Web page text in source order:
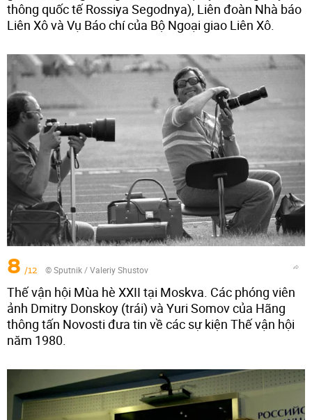
thông quốc tế Rossiya Segodnya), Liên đoàn Nhà báo
Liên Xô và Vụ Báo chí của Bộ Ngoại giao Liên Xô.
8 /12 © Sputnik / Valeriy Shustov
Thế vận hội Mùa hè XXII tại Moskva. Các phóng viên
ảnh Dmitry Donskoy (trái) và Yuri Somov của Hãng
thông tấn Novosti đưa tin về các sự kiện Thế vận hội
năm 1980.